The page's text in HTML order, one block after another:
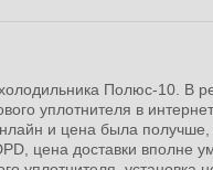
Полюс-10. В
уплотнителя в
и цена была получше,
цена доставки вполне